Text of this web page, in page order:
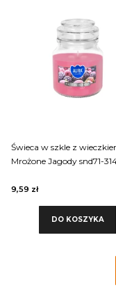
Świeca w szkle z
Mrożone Jagody snd71-
9,59 zł
DO KOSZYKA